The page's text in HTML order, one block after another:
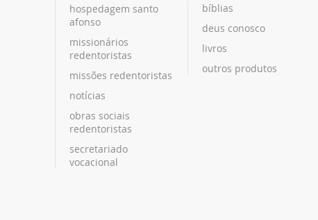
hospedagem santo
afonso
missionários
redentoristas
missões redentoristas
notícias
obras sociais
redentoristas
secretariado
vocacional
bíblias
deus conosco
livros
outros produtos